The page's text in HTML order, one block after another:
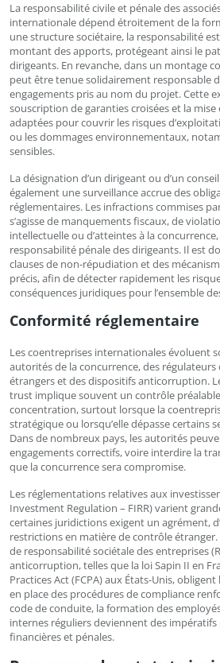
La responsabilité civile et pénale des
internationale dépend étroitement de la
une structure sociétaire, la responsabilité
montant des apports, protégeant ainsi le
dirigeants. En revanche, dans un montage
peut être tenue solidairement responsable
engagements pris au nom du projet. Cette
souscription de garanties croisées et la mise
adaptées pour couvrir les risques
ou les dommages environnementaux,
sensibles.
La désignation d’un dirigeant ou d’un
également une surveillance accrue des
réglementaires. Les infractions commises
s’agisse de manquements fiscaux, de
intellectuelle ou d’atteintes à la
responsabilité pénale des dirigeants. Il est
clauses de non-répudiation et des
précis, afin de détecter rapidement les
conséquences juridiques pour l’ensemble
Conformité réglementaire
Les coentreprises internationales évoluent
autorités de la concurrence, des
étrangers et des dispositifs anticorruption.
trust implique souvent un contrôle
concentration, surtout lorsque la
stratégique ou lorsqu’elle dépasse certains
Dans de nombreux pays, les autorités
engagements correctifs, voire interdire la
que la concurrence sera compromise.
Les réglementations relatives aux
Investment Regulation – FIRR) varient
certaines juridictions exigent un agrément,
restrictions en matière de contrôle
de responsabilité sociétale des entreprises
anticorruption, telles que la loi Sapin II en
Practices Act (FCPA) aux États-Unis,
en place des procédures de compliance
code de conduite, la formation des
internes réguliers deviennent des
financières et pénales.